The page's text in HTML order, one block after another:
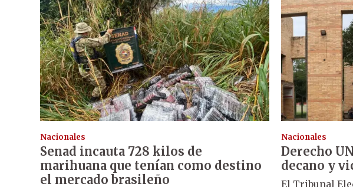
Nacionales
Senad incauta 728 kilos de
marihuana que tenían como destino
el mercado brasileño
Nacionales
Derecho
decano y
El Tribunal